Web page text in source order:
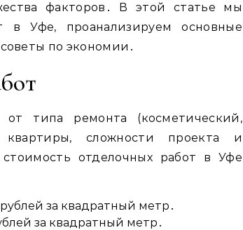
факторов․ В этой статье мы
Уфе, проанализируем основные
по экономии․
типа ремонта (косметический,
сложности проекта и
отделочных работ в Уфе
за квадратный метр․
за квадратный метр․